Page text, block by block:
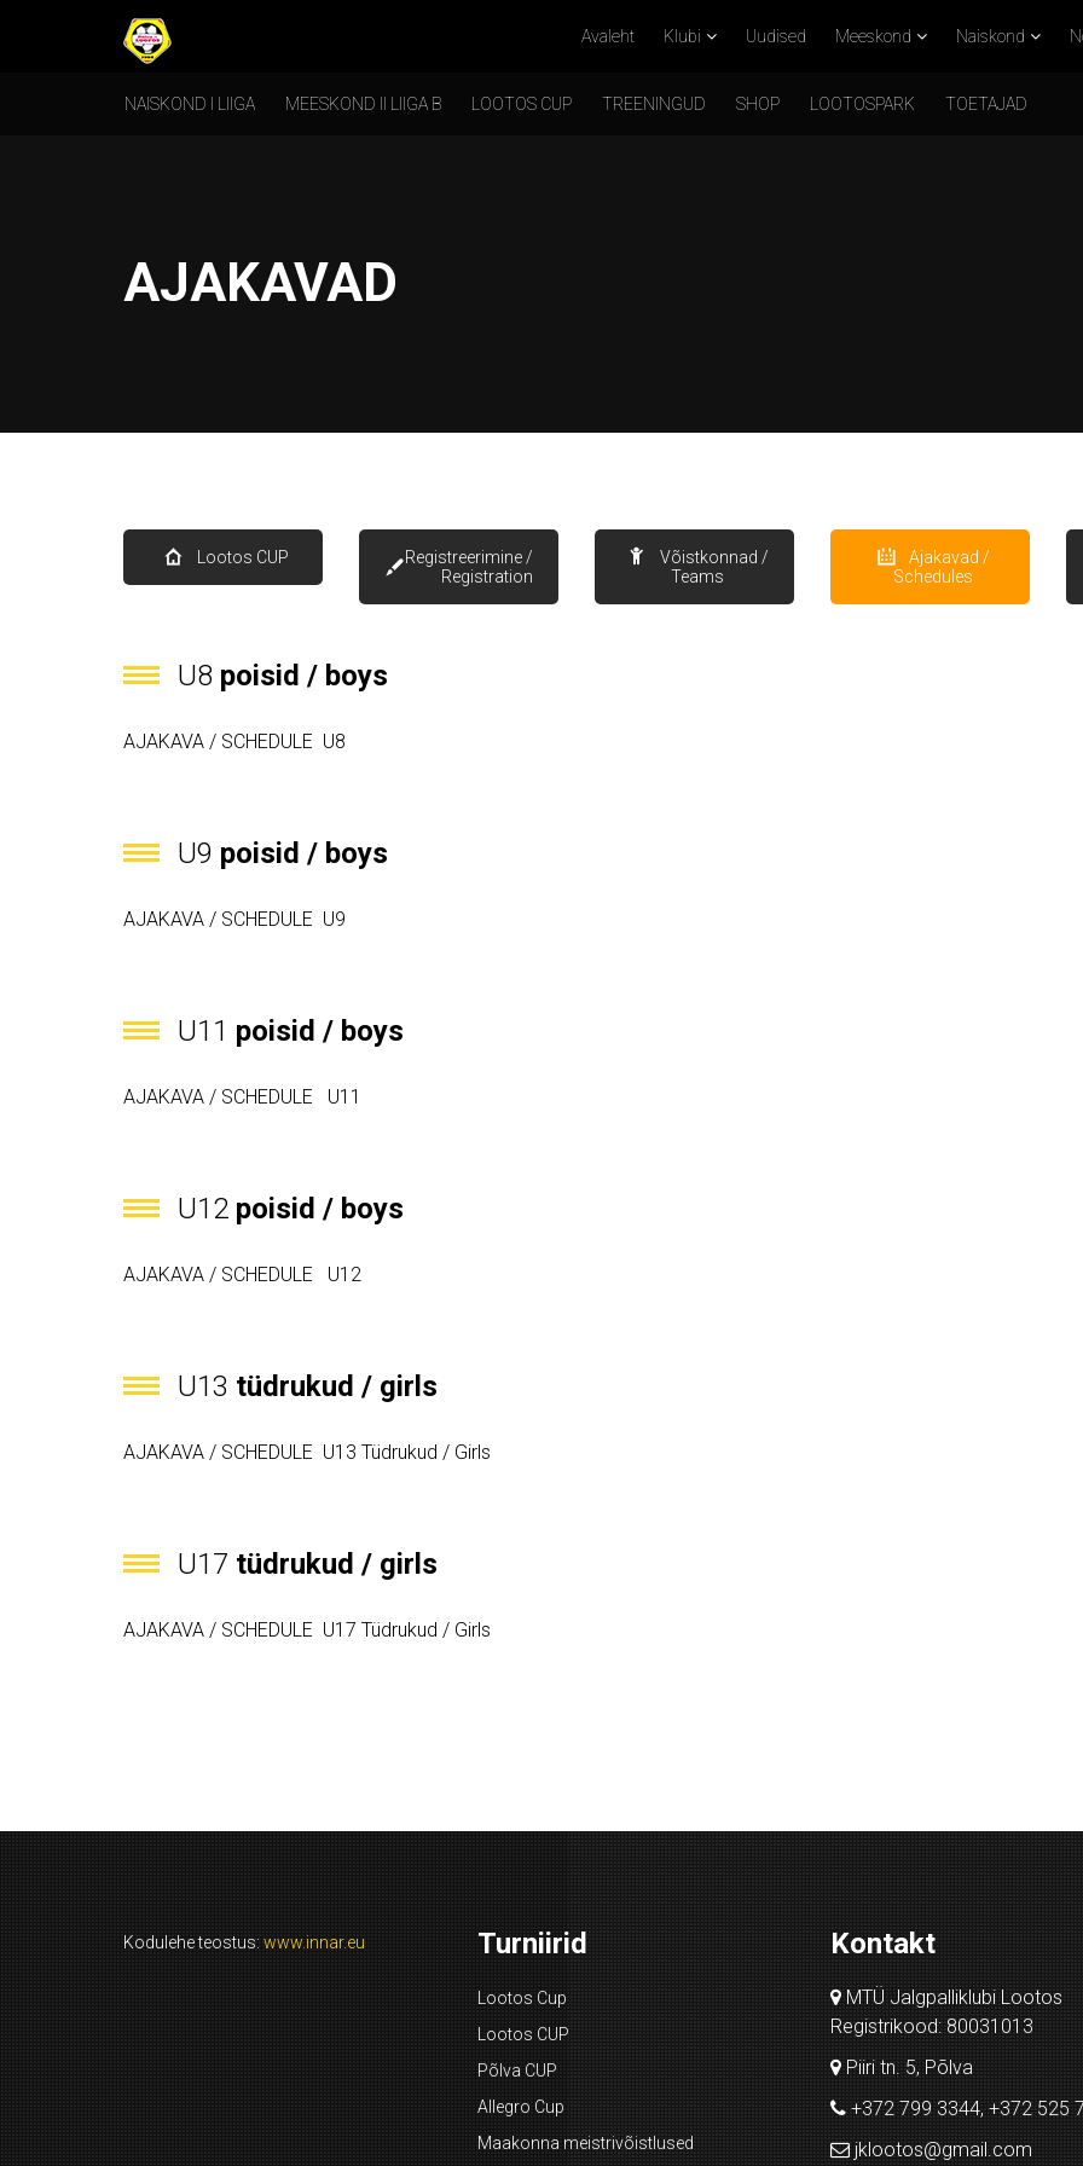
Avaleht Klubi Uudised Meeskond Naiskond
NAISKOND I LIIGA MEESKOND II LIIGA B LOOTOS CUP TREENINGUD SHOP LOOTOSPARK TOETAJAD
AJAKAVAD
Lootos CUP
Registreerimine /
Registration
Võistkonnad /
Teams
Ajakavad /
Schedules
U8 poisid / boys
AJAKAVA / SCHEDULE U8
U9 poisid / boys
AJAKAVA / SCHEDULE U9
U11 poisid / boys
AJAKAVA / SCHEDULE U11
U12 poisid / boys
AJAKAVA / SCHEDULE U12
U13 tüdrukud / girls
AJAKAVA / SCHEDULE U13 Tüdrukud / Girls
U17 tüdrukud / girls
AJAKAVA / SCHEDULE U17 Tüdrukud / Girls
Kodulehe teostus: www.innar.eu Turniirid
Lootos Cup
Lootos CUP
Põlva CUP
Allegro Cup
Maakonna meistrivõistlused
Kontakt
MTÜ Jalgpalliklubi Lootos
Registrikood: 80031013
Piiri tn. 5, Põlva
+372 799 3344, +372 525
jklootos@gmail.com